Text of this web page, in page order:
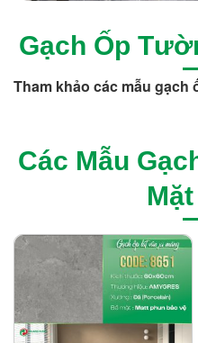
Gạch Ốp
Tham khảo các mẫu gạch
Các Mẫu